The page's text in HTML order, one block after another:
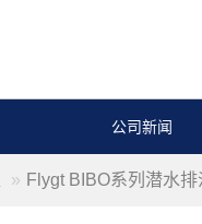
公司新闻
Flygt BIBO系列潜水排